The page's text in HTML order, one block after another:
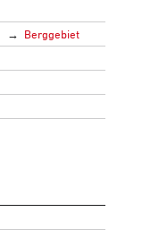
Berggebiet